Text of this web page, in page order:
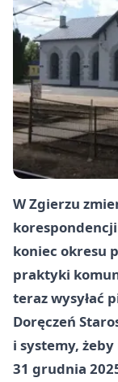
W Zgierzu
koniec okresu
praktyki
teraz wysyłać
Doręczeń
i systemy,
31 grudnia